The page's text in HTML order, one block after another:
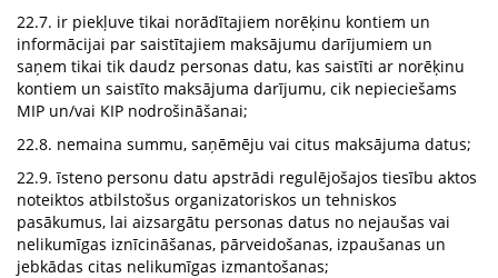
22.7. ir piekļuve tikai norādītajiem norēķinu kontiem un
informācijai par saistītajiem maksājumu darījumiem un
saņem tikai tik daudz personas datu, kas saistīti ar norēķinu
kontiem un saistīto maksājuma darījumu, cik nepieciešams
MIP un/vai KIP nodrošināšanai;
22.8. nemaina summu, saņēmēju vai citus maksājuma datus;
22.9. īsteno personu datu apstrādi regulējošajos tiesību aktos
noteiktos atbilstošus organizatoriskos un tehniskos
pasākumus, lai aizsargātu personas datus no nejaušas vai
nelikumīgas iznīcināšanas, pārveidošanas, izpaušanas un
jebkādas citas nelikumīgas izmantošanas;